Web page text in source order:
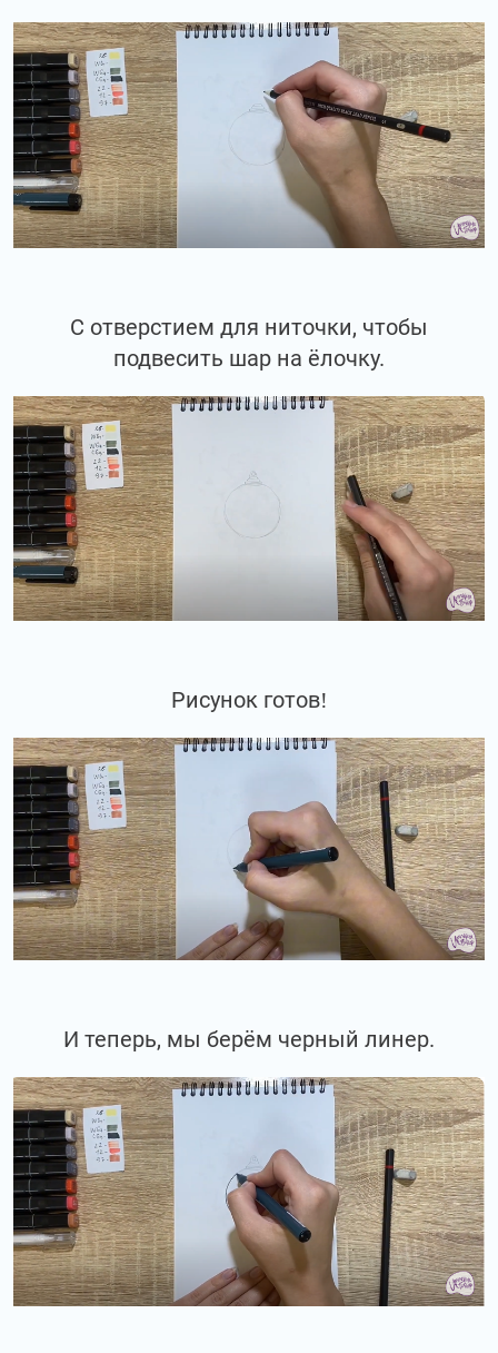
С отверстием для ниточки, чтобы
подвесить шар на ёлочку.
Рисунок готов!
И теперь, мы берём черный линер.